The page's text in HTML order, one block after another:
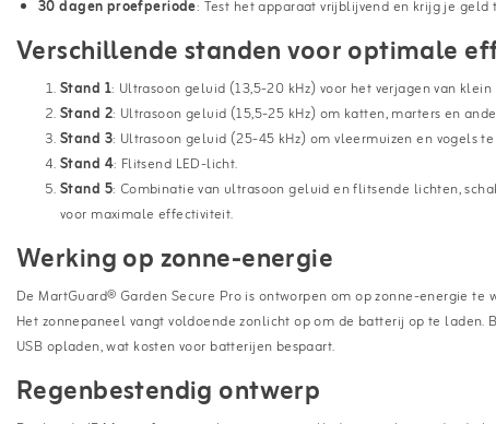
30 dagen proefperiode: Test het apparaat vrijblijvend en krijg je
Verschillende standen voor optimale
Stand 1: Ultrasoon geluid (13,5-20 kHz) voor het verjagen van
Stand 2: Ultrasoon geluid (15,5-25 kHz) om katten, marters en
Stand 3: Ultrasoon geluid (25-45 kHz) om vleermuizen en vogels
Stand 4: Flitsend LED-licht.
Stand 5: Combinatie van ultrasoon geluid en flitsende lichten,
voor maximale effectiviteit.
Werking op zonne-energie
De MartGuard® Garden Secure Pro is ontworpen om op zonne-energie
Het zonnepaneel vangt voldoende zonlicht op om de batterij op te
USB opladen, wat kosten voor batterijen bespaart.
Regenbestendig ontwerp